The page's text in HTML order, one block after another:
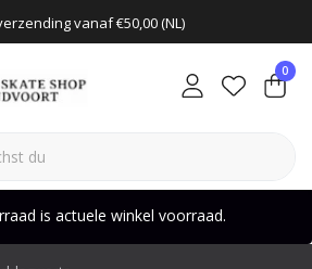
vanaf €50,00 (NL)
0
is actuele winkel voorraad.